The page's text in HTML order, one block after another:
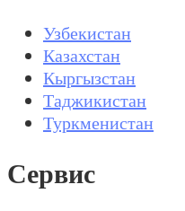
Узбекистан
Казахстан
Кыргызстан
Таджикистан
Туркменистан
Сервис